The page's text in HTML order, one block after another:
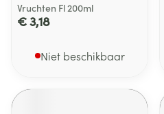
Vruchten Fl 200ml
€ 3,18
Niet beschikbaar